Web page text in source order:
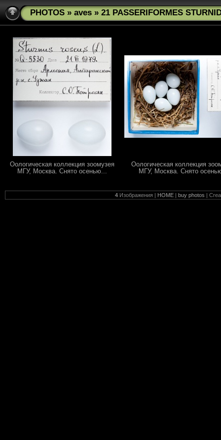
PHOTOS » aves » 21 PASSERIFORMES
Оологическая коллекция зоомузея
МГУ, Москва. Снято осенью...
Оологическая коллекция
МГУ, Москва. Снято
4 Изображения | HOME | buy photos |